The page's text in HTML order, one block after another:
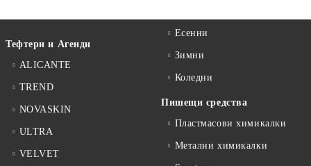
Тефтери и Агенди
ALICANTE
TREND
NOVASKIN
ULTRA
VELVET
Есенни
Зимни
Коледни
Пишещи средства
Пластмасови химикалки
Метални химикалки